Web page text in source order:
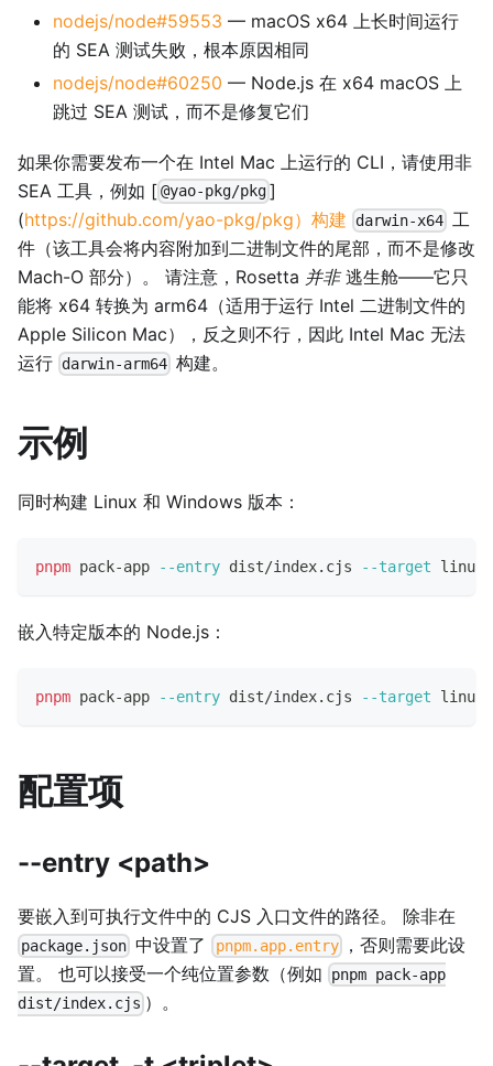
nodejs/node#59553 — macOS x64 上长时间运行
的 SEA 测试失败，根本原因相同
nodejs/node#60250 — Node.js 在 x64 macOS 上
跳过 SEA 测试，而不是修复它们
如果你需要发布一个在 Intel Mac 上运行的 CLI，请使用非
SEA 工具，例如 [@yao-pkg/pkg ]
(https://github.com/yao-pkg/pkg）构建 darwin-x64 工
件（该工具会将内容附加到二进制文件的尾部，而不是修改
Mach-O 部分）。 请注意，Rosetta 并非逃生舱——它只
能将 x64 转换为 arm64（适用于运行 Intel 二进制文件的
Apple Silicon Mac），反之则不行，因此 Intel Mac 无法
运行 darwin-arm64 构建。
示例
同时构建 Linux 和 Windows 版本：
pnpm pack-app --entry dist/index.cjs --target
嵌入特定版本的 Node.js：
pnpm pack-app --entry dist/index.cjs --target linux-
配置项
--entry <path>
要嵌入到可执行文件中的 CJS 入口文件的路径。 除非在
package.json 中设置了 pnpm.app.entry，否则需要此设
置。 也可以接受一个纯位置参数（例如
pnpm pack-app
dist/index.cjs ）。